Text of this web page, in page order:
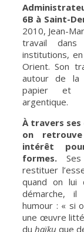
6B à Saint-
2010, Jean-
travail
institutions,
Orient. Son
autour de la
papier et
argentique.
À travers
on
intérêt
formes.
restituer
quand on lui
démarche,
humour : « si
une œuvre
du haïku que